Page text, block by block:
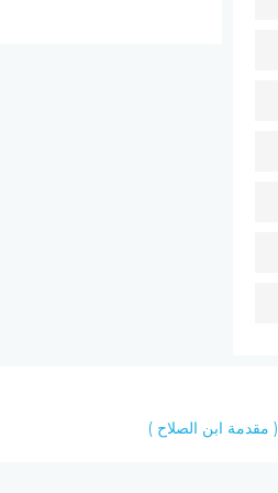
مقدمة ابن الصلاح )